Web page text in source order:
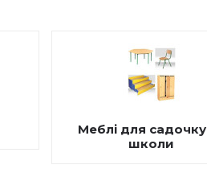
Меблі для садочку
школи